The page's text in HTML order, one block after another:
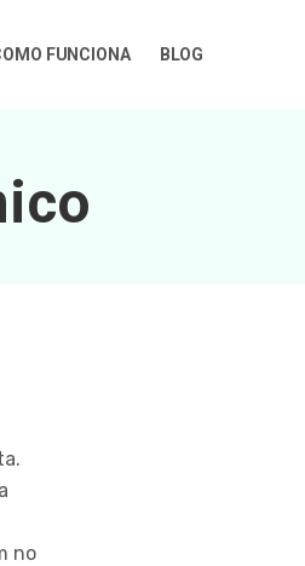
FUNCIONA BLOG
no